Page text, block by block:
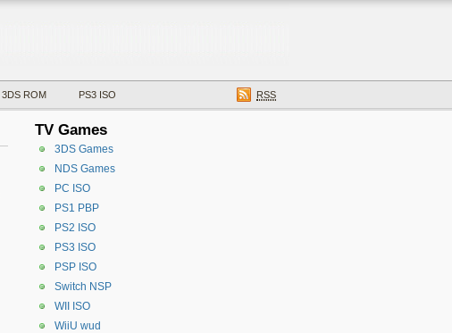
3DS ROM PS3 ISO RSS
TV Games
3DS Games
NDS Games
PC ISO
PS1 PBP
PS2 ISO
PS3 ISO
PSP ISO
Switch NSP
WII ISO
WiiU wud